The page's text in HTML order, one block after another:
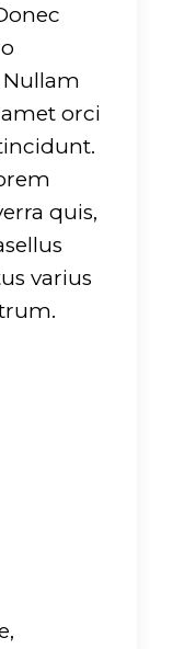
Nullam
orci
quis,
varius